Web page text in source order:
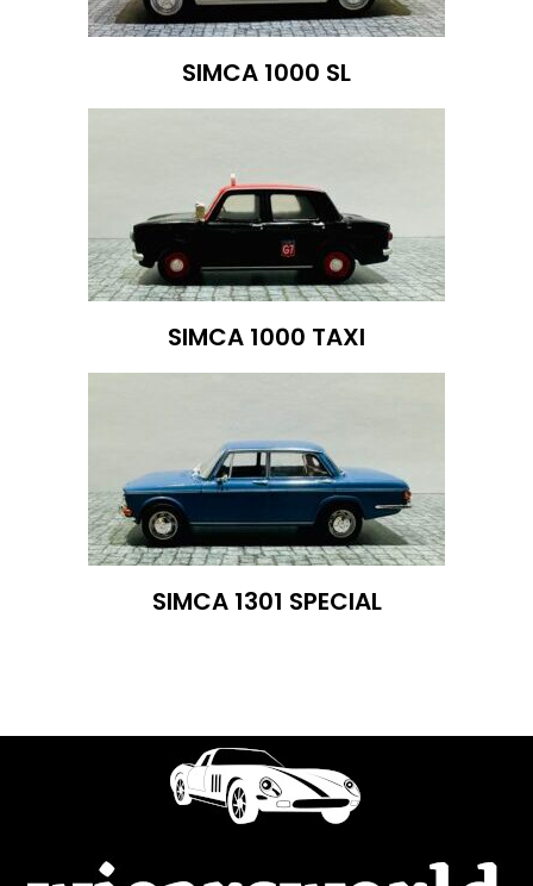
SIMCA 1000 SL
SIMCA 1000 TAXI
SIMCA 1301 SPECIAL